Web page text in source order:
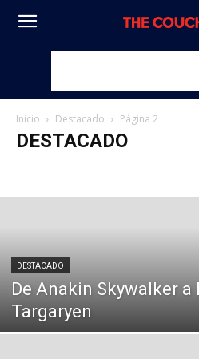
Inicio Destacado Página 2
DESTACADO
DESTACADO
De Anakin Skywalker a
Targaryen